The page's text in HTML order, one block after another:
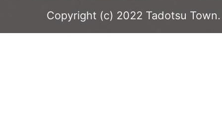
Copyright (c) 2022 Tadotsu